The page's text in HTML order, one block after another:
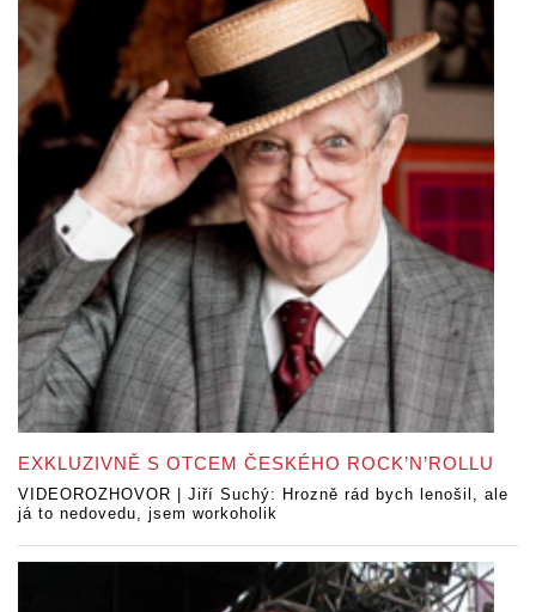
EXKLUZIVNĚ S OTCEM ČESKÉHO ROCK’N’ROLLU
VIDEOROZHOVOR | Jiří Suchý: Hrozně rád bych lenošil, ale
já to nedovedu, jsem workoholik